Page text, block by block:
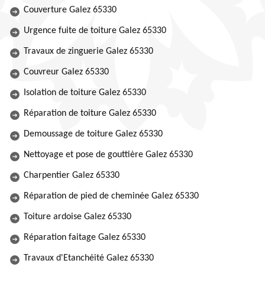
Couverture Galez 65330
Urgence fuite de toiture Galez 65330
Travaux de zinguerie Galez 65330
Couvreur Galez 65330
Isolation de toiture Galez 65330
Réparation de toiture Galez 65330
Demoussage de toiture Galez 65330
Nettoyage et pose de gouttière Galez 65330
Charpentier Galez 65330
Réparation de pied de cheminée Galez 65330
Toiture ardoise Galez 65330
Réparation faitage Galez 65330
Travaux d'Etanchéité Galez 65330